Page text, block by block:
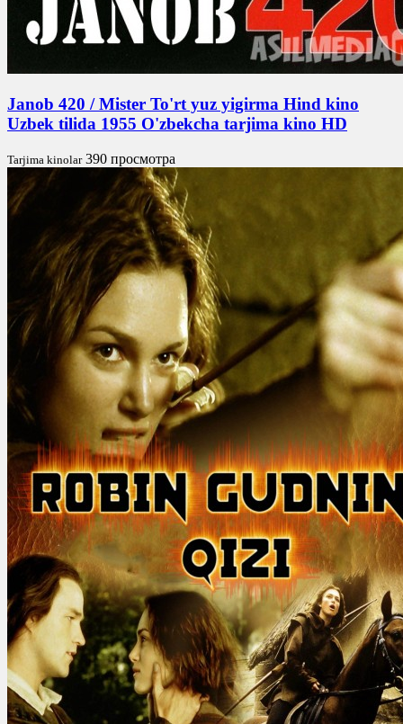
Janob 420 / Mister To'rt yuz yigirma Hind kino
Uzbek tilida 1955 O'zbekcha tarjima kino HD
Tarjima kinolar 390 просмотра